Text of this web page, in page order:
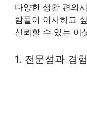
다양한 생활 편의
람들이 이사하고
신뢰할 수 있는 이
1. 전문성과 경험